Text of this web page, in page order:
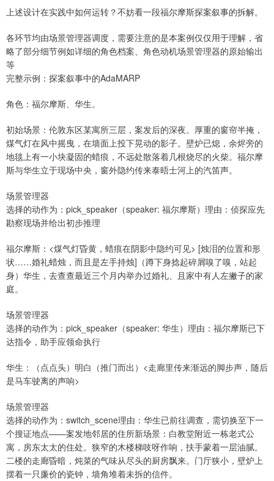
上述设计在实践中如何运转？不妨看一段福尔摩斯探案叙事的拆解。
各环节均由场景管理器调度，需要注意的是本案例仅仅用于理解，省
略了部分细节例如详细的角色档案、角色动机场景管理器的原始输出
等
完整示例：探案叙事中的AdaMARP
角色：福尔摩斯、华生。
初始场景：伦敦东区某寓所三层，案发后的深夜。厚重的窗帘半掩，
煤气灯在风中摇曳，在墙面上投下晃动的影子。壁炉已熄，余烬旁的
地毯上有一小块凝固的蜡痕，不远处散落着几根烧尽的火柴。福尔摩
斯与华生立于现场中央，窗外隐约传来泰晤士河上的汽笛声。
场景管理器
选择的动作为：pick_speaker（speaker: 福尔摩斯）理由：侦探应先
勘察现场并给出初步推理
福尔摩斯：<煤气灯昏黄，蜡痕在阴影中隐约可见> [烛泪的位置和形
状……婚礼蜡烛，而且是左手持烛]（蹲下身捻起碎屑嗅了嗅，站起
身）华生，去查查最近三个月内举办过婚礼、且家中有人左撇子的家
庭。
场景管理器
选择的动作为：pick_speaker（speaker: 华生）理由：福尔摩斯已下
达指令，助手应领命执行
华生：（点点头）明白（推门而出）<走廊里传来渐远的脚步声，随后
是马车驶离的声响>
场景管理器
选择的动作为：switch_scene理由：华生已前往调查，需切换至下一
个搜证地点——案发地邻居的住所新场景：白教堂附近一栋老式公
寓，房东太太的住处。狭窄的木楼梯吱呀作响，扶手蒙着一层油腻。
二楼的走廊昏暗，炖菜的气味从尽头的厨房飘来。门厅狭小，壁炉上
摆着一只廉价的瓷钟，墙角堆着未拆的信件。